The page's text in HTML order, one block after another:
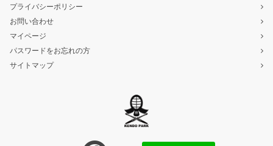
プライバシーポリシー
お問い合わせ
マイページ
パスワードをお忘れの方
サイトマップ